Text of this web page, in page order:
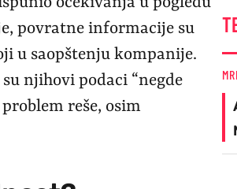
povratne informacije su
u saopštenju kompanije.
njihovi podaci “negde
reše, osim